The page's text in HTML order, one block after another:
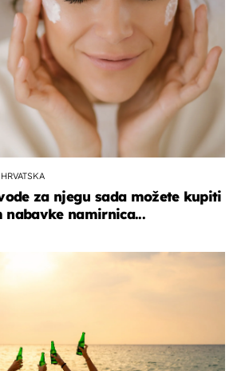
za njegu sada možete kupiti
nabavke namirnica...